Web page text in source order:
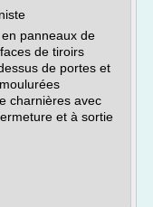
panneaux de
de tiroirs
de portes et
charnières avec
et à sortie